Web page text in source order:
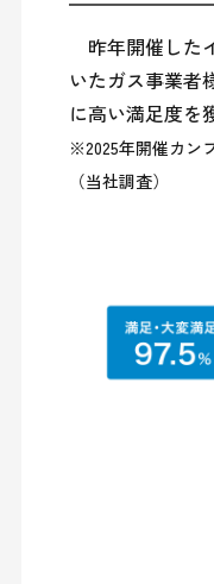
昨年開催した
いたガス事業者
※2025年開催カン
（当社調査）